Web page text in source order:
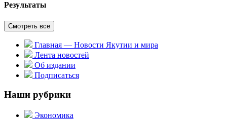
Результаты
Смотреть все
Главная — Новости Якутии и мира
Лента новостей
Об издании
Подписаться
Наши рубрики
Экономика